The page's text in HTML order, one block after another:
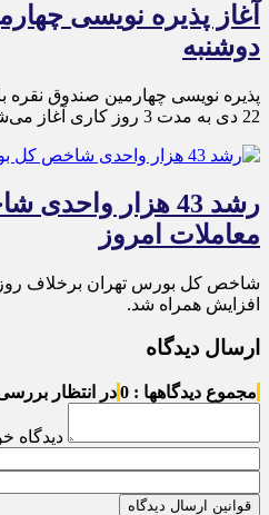
آغاز پذیره نویسی
دوشنبه
پذیره‌ نویسی چهارمین صندوق نقره
22 دی به مدت 3 روز کاری آغاز می‌شود.
رشد 43 هزار
معاملات امروز
شاخص کل بورس تهران برخلاف روز
افزایش همراه شد.
ارسال دیدگاه
مجموع دیدگاهها : 0 در انتظار بررسی
دیدگاه
قوانین ارسال دیدگاه